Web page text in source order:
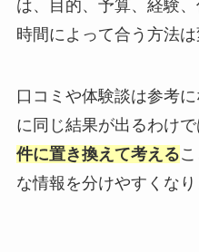
は、目的、予算、経験
時間によって合う方法は
口コミや体験談は参考
に同じ結果が出るわけで
件に置き換えて考える
な情報を分けやすくなり